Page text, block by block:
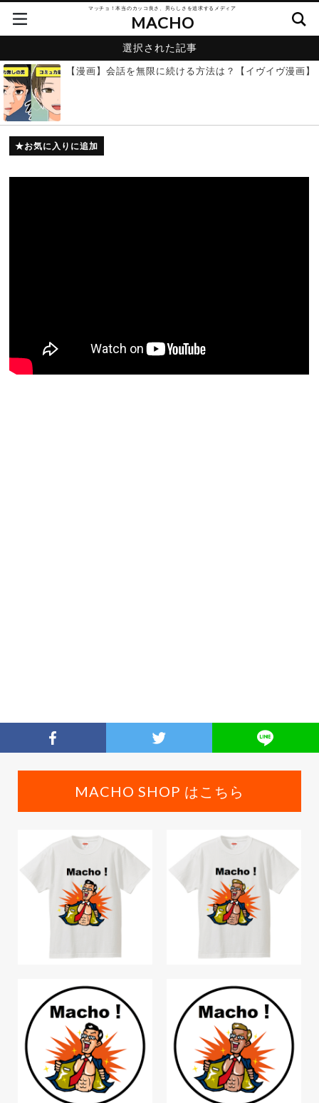
マッチョ！本当のカッコ良さ、男らしさを追求するメディア
MACHO
選択された記事
【漫画】会話を無限に続ける方法は？【イヴイヴ漫画】
お気に入りに追加
MACHO SHOP はこちら